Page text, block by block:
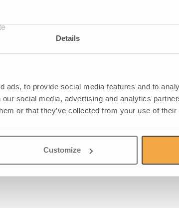
Details
ads, to provide social media features and to
social media, advertising and analytics
or that they’ve collected from your use of
Customize